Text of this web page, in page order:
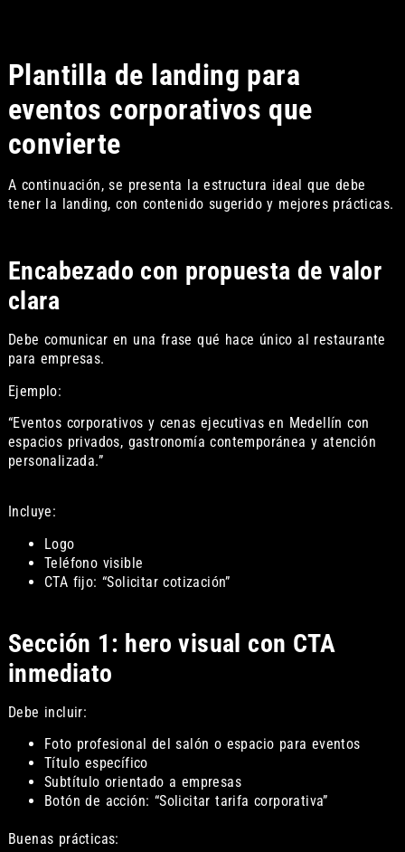
Plantilla de landing para
eventos corporativos que
convierte
A continuación, se presenta la estructura ideal que debe
tener la landing, con contenido sugerido y mejores prácticas.
Encabezado con propuesta de valor
clara
Debe comunicar en una frase qué hace único al restaurante
para empresas.
Ejemplo:
“Eventos corporativos y cenas ejecutivas en Medellín con
espacios privados, gastronomía contemporánea y atención
personalizada.”
Incluye:
Logo
Teléfono visible
CTA fijo: “Solicitar cotización”
Sección 1: hero visual con CTA
inmediato
Debe incluir:
Foto profesional del salón o espacio para eventos
Título específico
Subtítulo orientado a empresas
Botón de acción: “Solicitar tarifa corporativa”
Buenas prácticas: